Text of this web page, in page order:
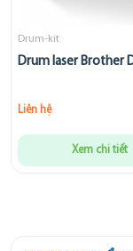
Drum-kit
Drum laser Brother
Liên hệ
Xem chi tiết